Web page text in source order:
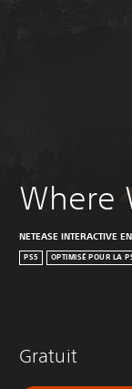
Where
NETEASE INTERACTIVE
PS5 OPTIMISÉ POUR LA
Gratuit